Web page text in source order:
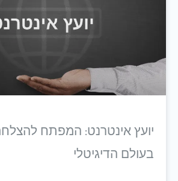
יועץ אינטרנט: המפתח להצלחה
בעולם הדיגיטלי